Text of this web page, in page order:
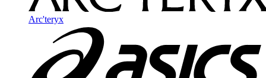
Arc'teryx